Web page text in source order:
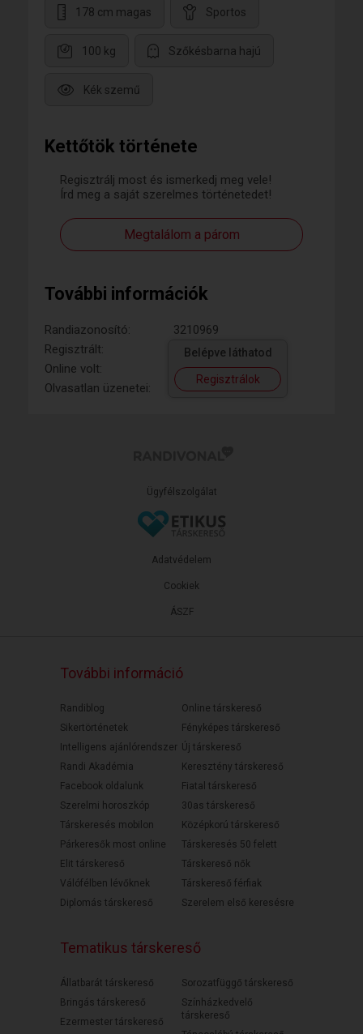
Kettőtök története
Regisztrálj most és ismerkedj meg vele!
Írd meg a saját szerelmes történetedet!
Megtalálom a párom
További információk
Randiazonosító:
3210969
Regisztrált:
Online volt:
Olvasatlan üzenetei:
Belépve láthatod
Regisztrálok
178 cm magas Sportos
100 kg Szőkésbarna hajú
Kék szemű
Ügyfélszolgálat
ÁSZF
Adatvédelem
Cookiek
További információ
Randiblog
Sikertörténetek
Intelligens ajánlórendszer
Randi Akadémia
Facebook oldalunk
Szerelmi horoszkóp
Társkeresés mobilon
Párkeresők most online
Elit társkereső
Válófélben lévőknek
Diplomás társkereső
Online társkereső
Fényképes társkereső
Új társkereső
Keresztény társkereső
Fiatal társkereső
30as társkereső
Középkorú társkereső
Társkeresés 50 felett
Társkereső nők
Társkereső férfiak
Szerelem első keresésre
Tematikus társkereső
Állatbarát társkereső
Bringás társkereső
Ezermester társkereső
Sorozatfüggő társkereső
Színházkedvelő
társkereső